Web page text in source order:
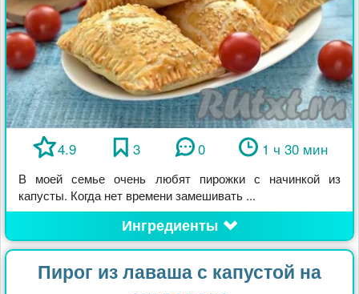
4.9 3 0 1 ч 30 мин
В моей семье очень любят пирожки с начинкой из
капусты. Когда нет времени замешивать ...
Ингредиенты
Пирог из лаваша с капустой на